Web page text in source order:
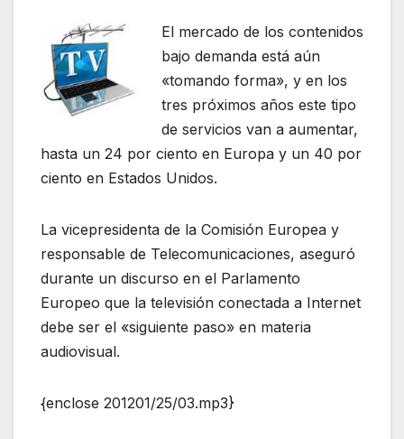
El mercado de los contenidos
bajo demanda está aún
«tomando forma», y en los
tres próximos años este tipo
de servicios van a aumentar,
hasta un 24 por ciento en Europa y un 40 por
ciento en Estados Unidos.
La vicepresidenta de la Comisión Europea y
responsable de Telecomunicaciones, aseguró
durante un discurso en el Parlamento
Europeo que la televisión conectada a Internet
debe ser el «siguiente paso» en materia
audiovisual.
{enclose 201201/25/03.mp3}